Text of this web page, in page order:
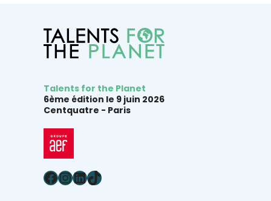
Talents for the Planet
6ème édition le 9 juin 2026
Centquatre - Paris
Facebook
Instagram
LinkedIn
TikTok